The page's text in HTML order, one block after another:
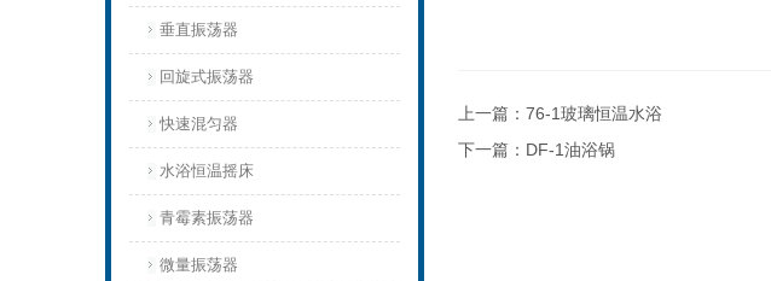
垂直振荡器
回旋式振荡器
快速混匀器
水浴恒温摇床
青霉素振荡器
微量振荡器
上一篇： 76-1玻璃恒温水浴
下一篇： DF-1油浴锅